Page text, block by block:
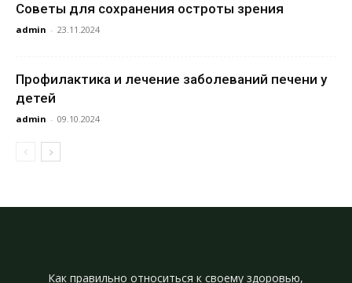
Советы для сохранения остроты зрения
admin - 23.11.2024
Профилактика и лечение заболеваний печени у
детей
admin - 09.10.2024
Как правильно относиться к своему здоровью,